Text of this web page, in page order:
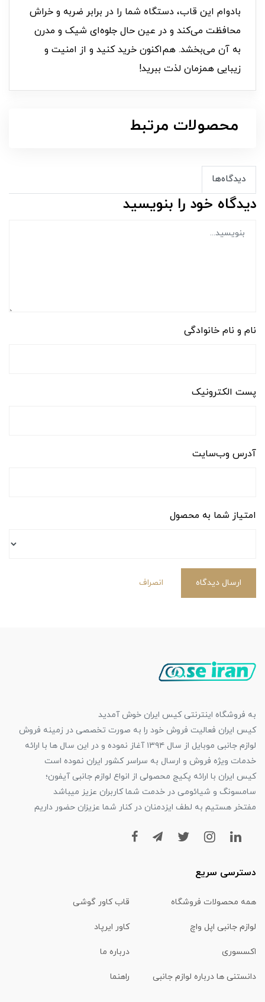
بادوام این قاب، دستگاه شما را در برابر ضربه و خراش
محافظت می‌کند و در عین حال جلوه‌ای شیک و مدرن
به آن می‌بخشد. هم‌اکنون خرید کنید و از امنیت و
زیبایی همزمان لذت ببرید!
محصولات مرتبط
دیدگاه‌ها
دیدگاه خود را بنویسید
نام و نام خانوادگی
پست الکترونیک
آدرس وب‌سایت
امتیاز شما به محصول
ارسال دیدگاه انصراف
به فروشگاه اینترنتی کیس ایران خوش آمدید
کیس ایران فعالیت فروش خود را به صورت تخصصی در زمینه فروش
لوازم جانبی موبایل از سال ۱۳۹۴ آغاز نموده و در این سال ها با ارائه
خدمات ویژه فروش و ارسال به سراسر کشور ایران نموده است
کیس ایران با ارائه پکیج محصولی از انواع لوازم جانبی آیفون؛
سامسونگ و شیائومی در خدمت شما کاربران عزیز میباشد
مفتخر هستیم به لطف ایزدمنان در کنار شما عزیزان حضور داریم
دسترسی سریع
همه محصولات فروشگاه قاب کاور گوشی
لوازم جانبی اپل واچ کاور ایرپاد
اکسسوری درباره ما
دانستنی ها درباره لوازم جانبی راهنما